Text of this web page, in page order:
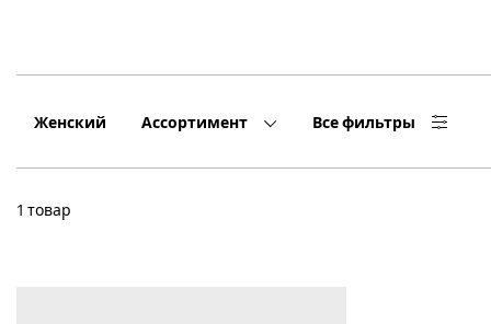
Женский Ассортимент Все фильтры
1 товар